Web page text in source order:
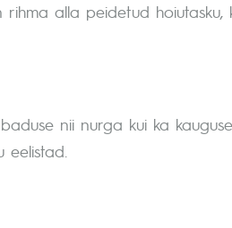
alla peidetud hoiutasku,
nii nurga kui ka